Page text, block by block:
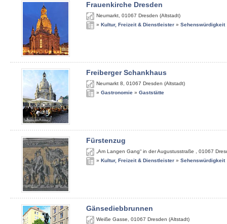
Frauenkirche Dresden
Neumarkt 01067 Dresden (Altstadt)
» Kultur, Freizeit & Dienstleister » Sehenswürdigkeit
Freiberger Schankhaus
Neumarkt 8 01067 Dresden (Altstadt)
» Gastronomie » Gaststätte
Fürstenzug
„Am Langen Gang“ in der Augustusstraße 01067
» Kultur, Freizeit & Dienstleister » Sehenswürdigkeit
Gänsediebbrunnen
Weiße Gasse 01067 Dresden (Altstadt)